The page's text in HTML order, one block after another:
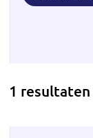
1 resultaten